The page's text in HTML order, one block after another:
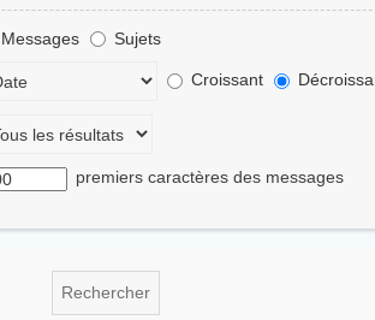
Messages
Sujets
Croissant
premiers caractères des messages